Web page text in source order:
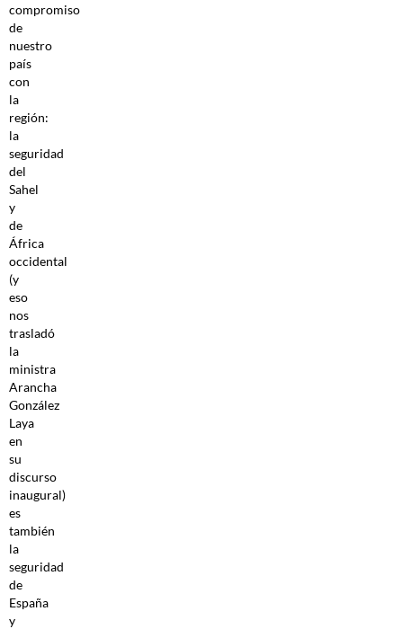
compromiso
de
nuestro
país
con
la
región:
la
seguridad
del
Sahel
y
de
África
occidental
(y
eso
nos
trasladó
la
ministra
Arancha
González
Laya
en
su
discurso
inaugural)
es
también
la
seguridad
de
España
y